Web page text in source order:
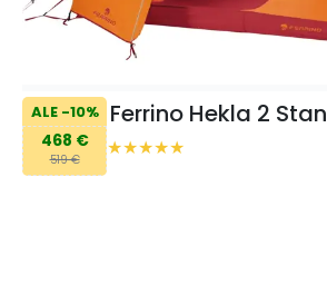
ALE -10%
468 €
519 €
Ferrino Hekla 2 Stan